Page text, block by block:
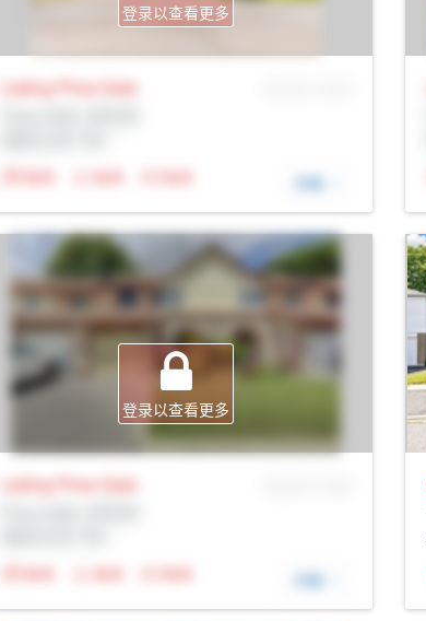
登录以查看更多
Listing Price Sale
N/A
N/A N/A 详细
登录以查看更多
Listing Price Sale
N/A
N/A N/A 详细